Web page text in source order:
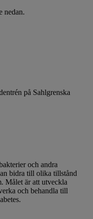
nedan.
på Sahlgrenska
och andra
bidra till olika tillstånd
Målet är att utveckla
och behandla till